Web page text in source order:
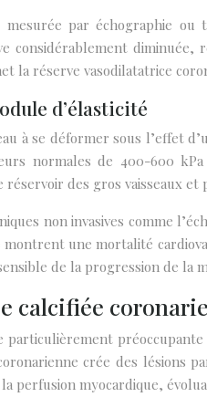
mesurée par échographie
la réserve vasodilatatrice
d’élasticité
à se déformer sous l’effet
normales de 400-600
des gros vaisseaux
non invasives comme
une mortalité
de la progression de la
calcifiée
crée des
perfusion myocardique,